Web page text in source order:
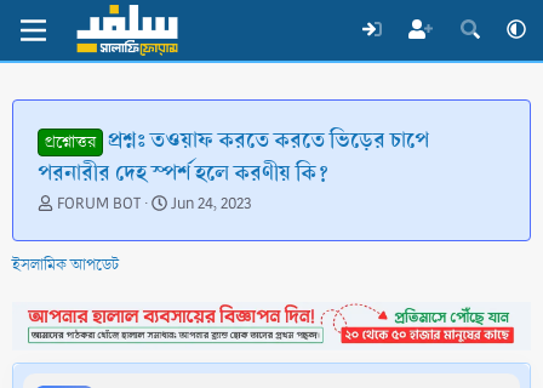
প্রশ্নোত্তর প্রশ্নঃ তওয়াফ করতে করতে ভিড়ের চাপে
পরনারীর দেহ স্পর্শ হলে করণীয় কি?
T
r
e
d
s
t
FORUM BOT
S
a
d
a
t
Jun 24, 2023
ইসলামিক আপডেট